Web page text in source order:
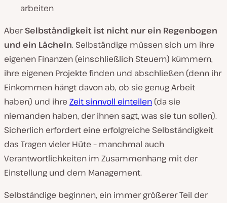
arbeiten
AberSelbständigkeit ist nicht nur ein Regenbogen
und ein Lächeln. Selbständige müssen sich um ihre
eigenen Finanzen (einschließlich Steuern) kümmern,
ihre eigenen Projekte finden und abschließen (denn ihr
Einkommen hängt davon ab, ob sie genug Arbeit
haben) und ihre Zeit sinnvoll einteilen (da sie
niemanden haben, der ihnen sagt, was sie tun sollen).
Sicherlich erfordert eine erfolgreiche Selbständigkeit
das Tragen vieler Hüte – manchmal auch
Verantwortlichkeiten im Zusammenhang mit der
Einstellung und dem Management.
Selbständige beginnen, ein immer größerer Teil der